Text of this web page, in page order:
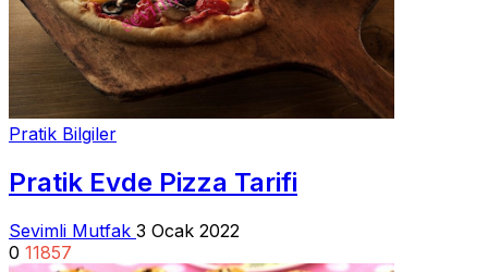
Pratik Bilgiler
Pratik Evde Pizza Tarifi
Sevimli Mutfak 3 Ocak 2022
0 11857